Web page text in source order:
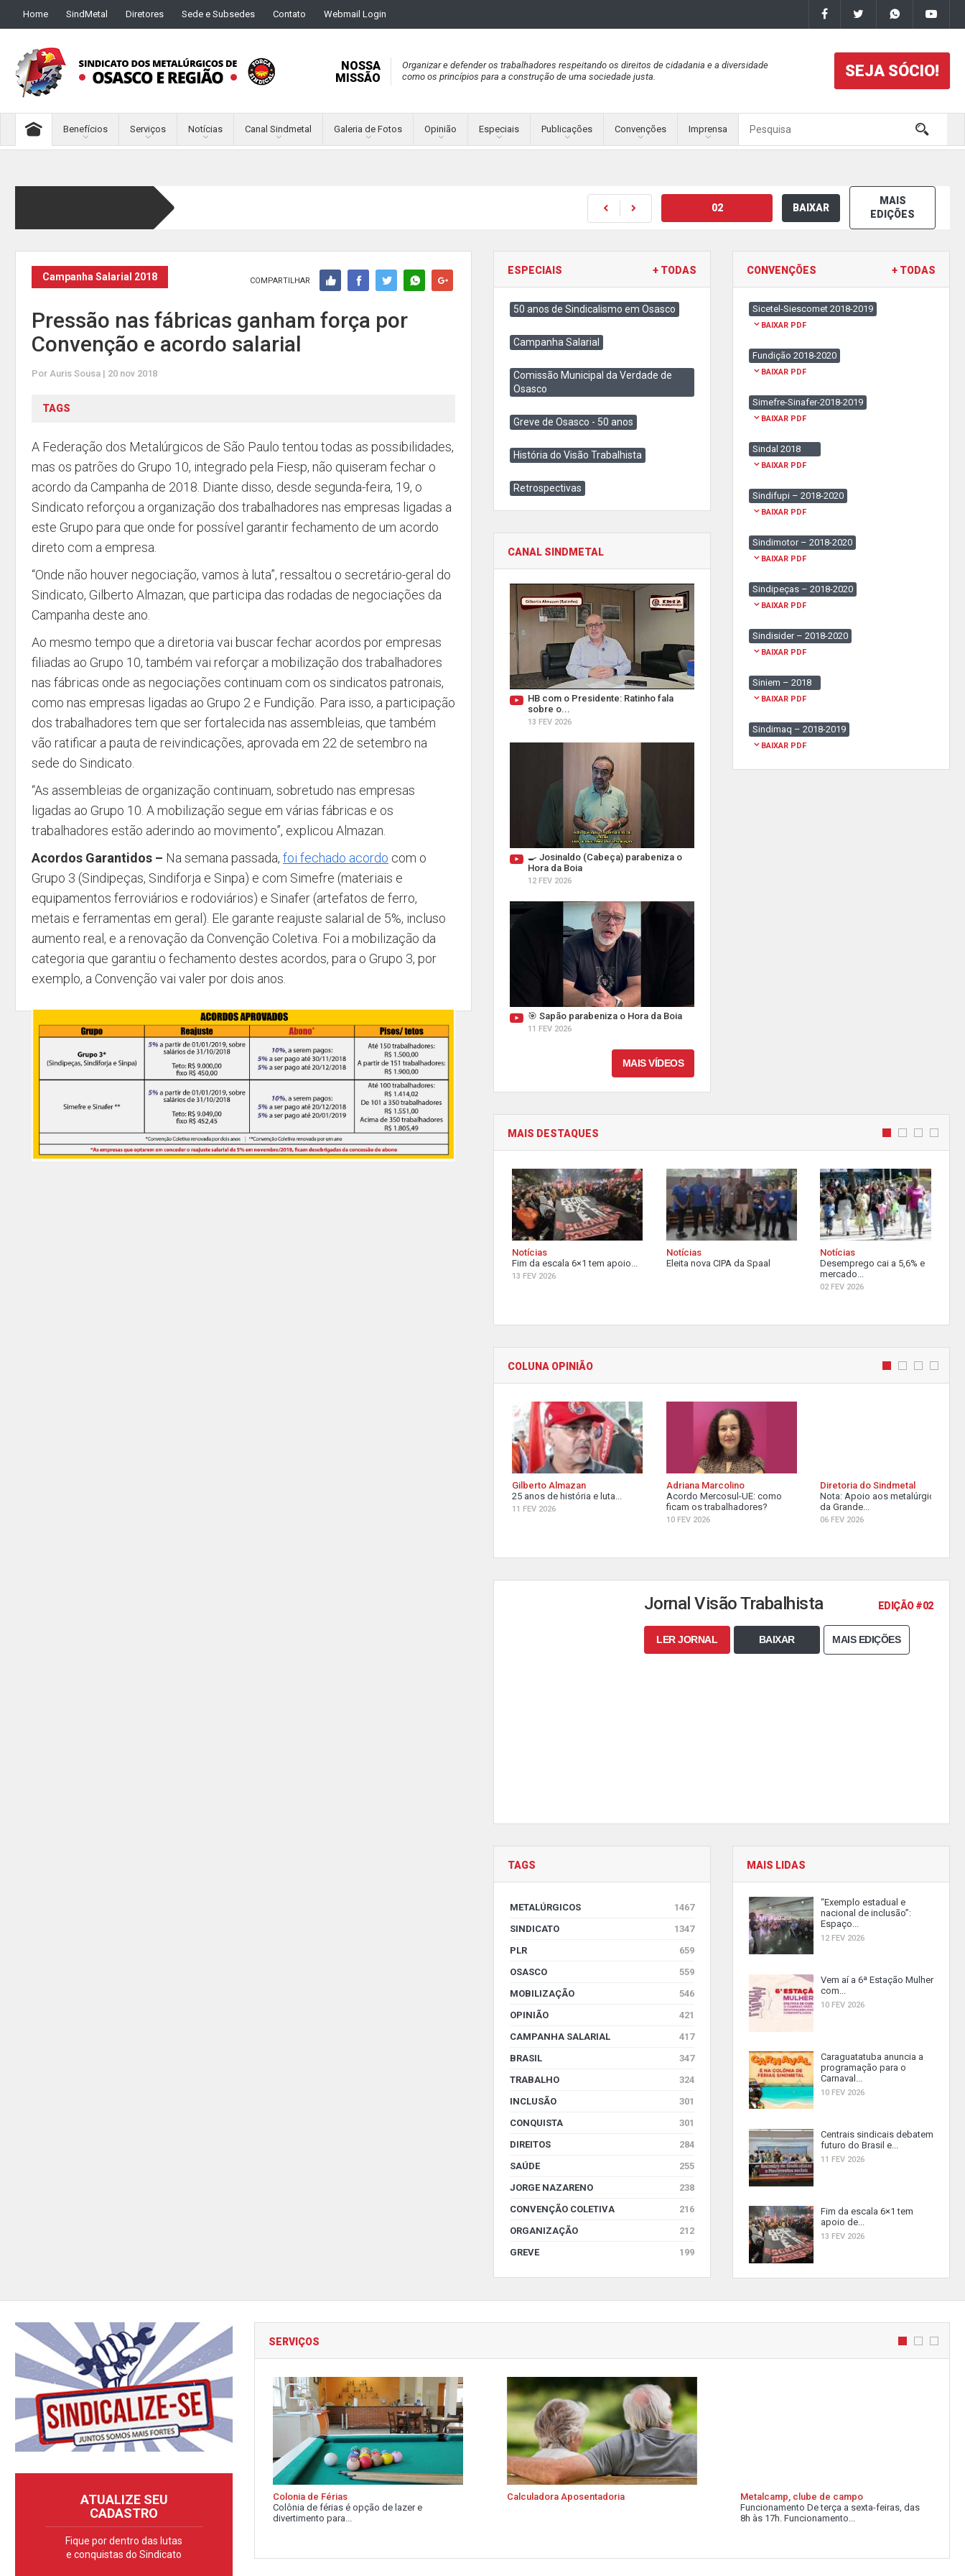
Home SindMetal Diretores Sede e Subsedes Contato Webmail Login
NOSSA
MISSÃO
Organizar e defender os trabalhadores respeitando os direitos de cidadania e a diversidade
como os princípios para a construção de uma sociedade justa.
SEJA SÓCIO!
Benefícios Serviços Notícias Canal Sindmetal Galeria de Fotos Opinião Especiais Publicações Convenções Imprensa
02 BAIXAR
MAIS
EDIÇÕES
Campanha Salarial 2018 COMPARTILHAR
Pressão nas fábricas ganham força por
Convenção e acordo salarial
Por Auris Sousa | 20 nov 2018
TAGS
A Federação dos Metalúrgicos de São Paulo tentou todas as possibilidades,
mas os patrões do Grupo 10, integrado pela Fiesp, não quiseram fechar o
acordo da Campanha de 2018. Diante disso, desde segunda-feira, 19, o
Sindicato reforçou a organização dos trabalhadores nas empresas ligadas a
este Grupo para que onde for possível garantir fechamento de um acordo
direto com a empresa.
“Onde não houver negociação, vamos à luta”, ressaltou o secretário-geral do
Sindicato, Gilberto Almazan, que participa das rodadas de negociações da
Campanha deste ano.
Ao mesmo tempo que a diretoria vai buscar fechar acordos por empresas
filiadas ao Grupo 10, também vai reforçar a mobilização dos trabalhadores
nas fábricas onde as negociações continuam com os sindicatos patronais,
como nas empresas ligadas ao Grupo 2 e Fundição. Para isso, a participação
dos trabalhadores tem que ser fortalecida nas assembleias, que também
vão ratificar a pauta de reivindicações, aprovada em 22 de setembro na
sede do Sindicato.
“As assembleias de organização continuam, sobretudo nas empresas
ligadas ao Grupo 10. A mobilização segue em várias fábricas e os
trabalhadores estão aderindo ao movimento”, explicou Almazan.
Acordos Garantidos – Na semana passada, foi fechado acordo com o
Grupo 3 (Sindipeças, Sindiforja e Sinpa) e com Simefre (materiais e
equipamentos ferroviários e rodoviários) e Sinafer (artefatos de ferro,
metais e ferramentas em geral). Ele garante reajuste salarial de 5%, incluso
aumento real, e a renovação da Convenção Coletiva. Foi a mobilização da
categoria que garantiu o fechamento destes acordos, para o Grupo 3, por
exemplo, a Convenção vai valer por dois anos.
ESPECIAIS + TODAS
50 anos de Sindicalismo em Osasco
Campanha Salarial
Comissão Municipal da Verdade de
Osasco
Greve de Osasco - 50 anos
História do Visão Trabalhista
Retrospectivas
CANAL SINDMETAL
HB com o Presidente: Ratinho fala
sobre o...
13 FEV 2026
🍳 Josinaldo (Cabeça) parabeniza o
Hora da Boia
12 FEV 2026
🎯 Sapão parabeniza o Hora da Boia
11 FEV 2026
MAIS VÍDEOS
CONVENÇÕES + TODAS
Sicetel-Siescomet 2018-2019
BAIXAR PDF
Fundição 2018-2020
BAIXAR PDF
Simefre-Sinafer-2018-2019
BAIXAR PDF
Sindal 2018
BAIXAR PDF
Sindifupi – 2018-2020
BAIXAR PDF
Sindimotor – 2018-2020
BAIXAR PDF
Sindipeças – 2018-2020
BAIXAR PDF
Sindisider – 2018-2020
BAIXAR PDF
Siniem – 2018
BAIXAR PDF
Sindimaq – 2018-2019
BAIXAR PDF
MAIS DESTAQUES
Notícias
Fim da escala 6×1 tem apoio...
13 FEV 2026
Notícias
Eleita nova CIPA da Spaal
Notícias
Desemprego cai a 5,6% e
mercado...
02 FEV 2026
COLUNA OPINIÃO
Gilberto Almazan
25 anos de história e luta...
11 FEV 2026
Adriana Marcolino
Acordo Mercosul-UE: como
ficam os trabalhadores?
10 FEV 2026
Diretoria do Sindmetal
Nota: Apoio aos metalúrgicos
da Grande...
06 FEV 2026
Jornal Visão Trabalhista EDIÇÃO #02
LER JORNAL BAIXAR MAIS EDIÇÕES
TAGS
METALÚRGICOS
1467
SINDICATO
1347
PLR
659
OSASCO
559
MOBILIZAÇÃO
546
OPINIÃO
421
CAMPANHA SALARIAL
417
BRASIL
347
TRABALHO
324
INCLUSÃO
301
CONQUISTA
301
DIREITOS
284
SAÚDE
255
JORGE NAZARENO
238
CONVENÇÃO COLETIVA
216
ORGANIZAÇÃO
212
GREVE
199
MAIS LIDAS
“Exemplo estadual e
nacional de inclusão”:
Espaço...
12 FEV 2026
Vem aí a 6ª Estação Mulher
com...
10 FEV 2026
Caraguatatuba anuncia a
programação para o
Carnaval...
10 FEV 2026
Centrais sindicais debatem
futuro do Brasil e...
11 FEV 2026
Fim da escala 6×1 tem
apoio de...
13 FEV 2026
ATUALIZE SEU
CADASTRO
Fique por dentro das lutas
e conquistas do Sindicato
SERVIÇOS
Colonia de Férias
Colônia de férias é opção de lazer e
divertimento para...
Calculadora Aposentadoria
Metalcamp, clube de campo
Funcionamento De terça a sexta-feiras, das
8h às 17h. Funcionamento...